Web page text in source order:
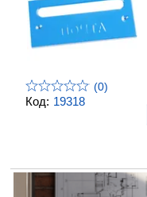
Код: 19318
(0)